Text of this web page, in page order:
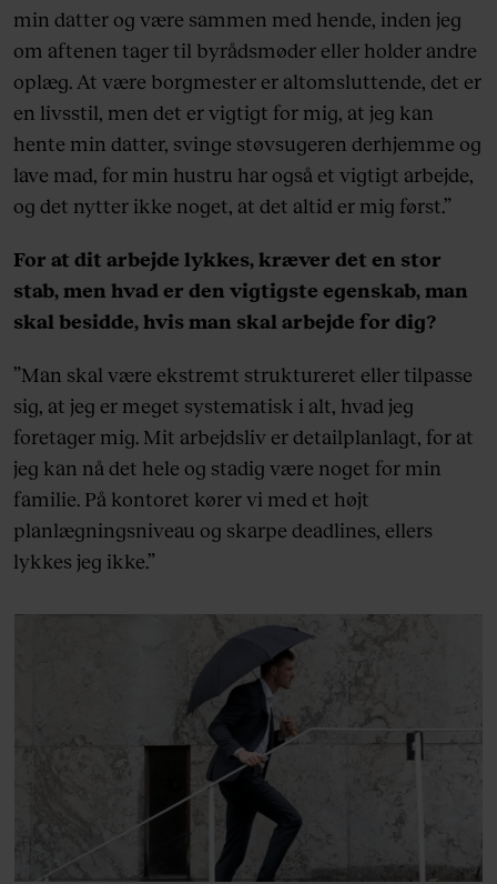
min datter og være sammen med hende, inden jeg
om aftenen tager til byrådsmøder eller holder andre
oplæg. At være borgmester er altomsluttende, det er
en livsstil, men det er vigtigt for mig, at jeg kan
hente min datter, svinge støvsugeren derhjemme og
lave mad, for min hustru har også et vigtigt arbejde,
og det nytter ikke noget, at det altid er mig først.”
For at dit arbejde lykkes, kræver det en stor
stab, men hvad er den vigtigste egenskab, man
skal besidde, hvis man skal arbejde for dig?
”Man skal være ekstremt struktureret eller tilpasse
sig, at jeg er meget systematisk i alt, hvad jeg
foretager mig. Mit arbejdsliv er detailplanlagt, for at
jeg kan nå det hele og stadig være noget for min
familie. På kontoret kører vi med et højt
planlægningsniveau og skarpe deadlines, ellers
lykkes jeg ikke.”